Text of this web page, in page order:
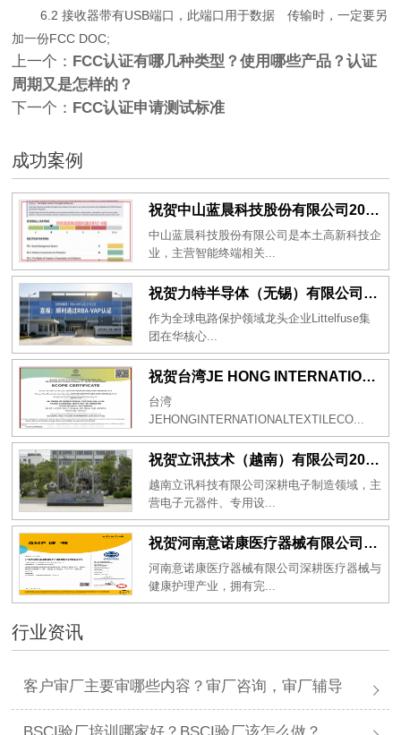
6.2 接收器带有USB端口，此端口用于数据 传输时，一定要另
加一份FCC DOC;
上一个： FCC认证有哪几种类型？使用哪些产品？认证
周期又是怎样的？
下一个： FCC认证申请测试标准
成功案例
祝贺中山蓝晨科技股份有限公司2026年一次性成功通过BSCI验厂-B级
中山蓝晨科技股份有限公司是本土高新科技企
业，主营智能终端相关...
祝贺力特半导体（无锡）有限公司2026年一次性成功通过RBA-VAP认证审核并取得170.2分
作为全球电路保护领域龙头企业Littelfuse集
团在华核心...
祝贺台湾JE HONG INTERNATIONAL TEXTILE CO., LTD 2026年一次性成功通过GRS认证
台湾
JEHONGINTERNATIONALTEXTILECO...
祝贺立讯技术（越南）有限公司2026年一次性成功通过RBA-VAP审核获得金牌评级！
越南立讯科技有限公司深耕电子制造领域，主
营电子元器件、专用设...
祝贺河南意诺康医疗器械有限公司2026年一次性成功通过GMP认证
河南意诺康医疗器械有限公司深耕医疗器械与
健康护理产业，拥有完...
行业资讯
客户审厂主要审哪些内容？审厂咨询，审厂辅导
BSCI验厂培训哪家好？BSCI验厂该怎么做？